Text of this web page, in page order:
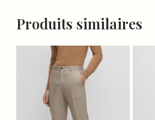
Produits similaires